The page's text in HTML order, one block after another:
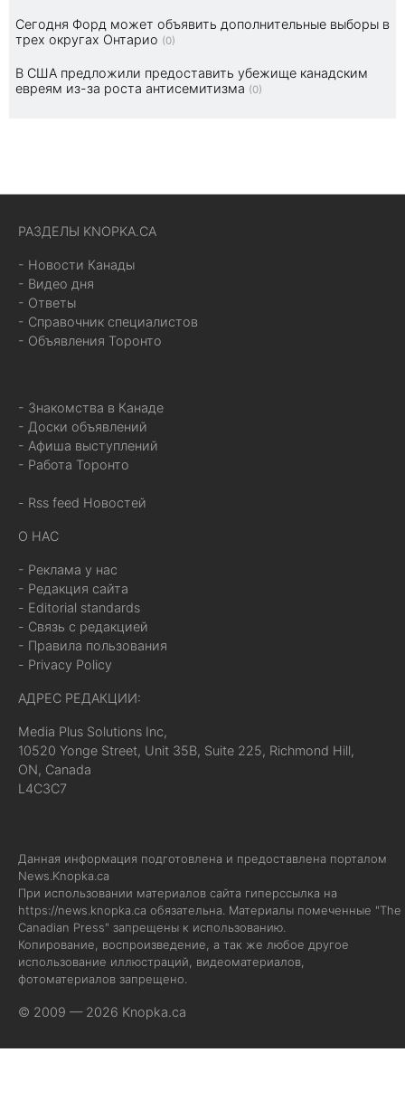
Сегодня Форд может объявить дополнительные выборы в
трех округах Онтарио (0)
В США предложили предоставить убежище канадским
евреям из-за роста антисемитизма (0)
РАЗДЕЛЫ KNOPKA.CA
- Новости Канады
- Видео дня
- Ответы
- Справочник специалистов
- Объявления Торонто
- Знакомства в Канаде
- Доски объявлений
- Афиша выступлений
- Работа Торонто
- Rss feed Новостей
О НАС
- Реклама у нас
- Редакция сайта
- Editorial standards
- Связь с редакцией
- Правила пользования
- Privacy Policy
АДРЕС РЕДАКЦИИ:
Media Plus Solutions Inc,
10520 Yonge Street, Unit 35B, Suite 225, Richmond Hill,
ON, Canada
L4C3C7
Данная информация подготовлена и предоставлена порталом
News.Knopka.ca
При использовании материалов сайта гиперссылка на
https://news.knopka.ca обязательна. Материалы помеченные "The
Canadian Press" запрещены к использованию.
Копирование, воспроизведение, а так же любое другое
использование иллюстраций, видеоматериалов,
фотоматериалов запрещено.
© 2009 — 2026 Knopka.ca